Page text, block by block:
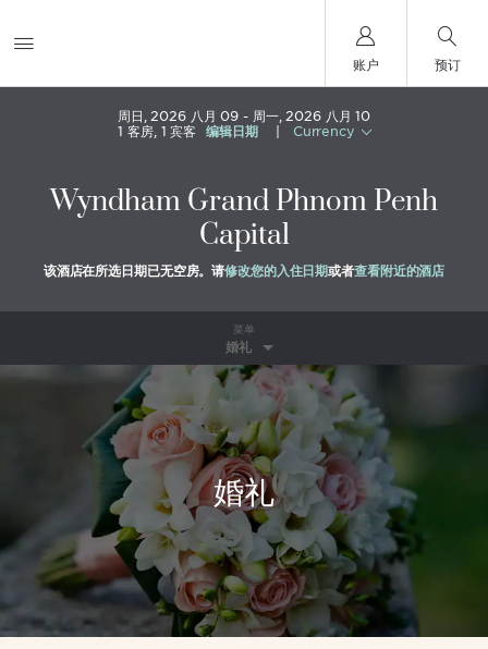
账户 预订
周日, 2026 八月 09
周一, 2026 八月 10
1 客房, 1 宾客 编辑日期 Currency
Wyndham Grand Phnom Penh
Capital
该酒店在所选日期已无空房。请修改您的入住日期或者查看附近的酒店
菜单
婚礼
婚礼